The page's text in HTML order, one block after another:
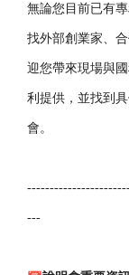
無論您目前已有
找外部創業家、
迎您帶來現場與
利提供，並找到
會。
---